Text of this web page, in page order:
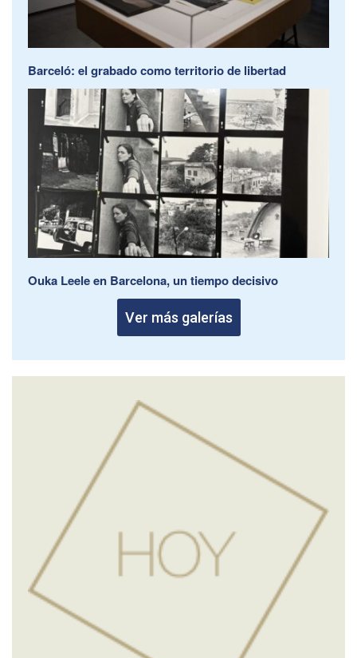
Barceló: el grabado como territorio de libertad
Ouka Leele en Barcelona, un tiempo decisivo
Ver más galerías